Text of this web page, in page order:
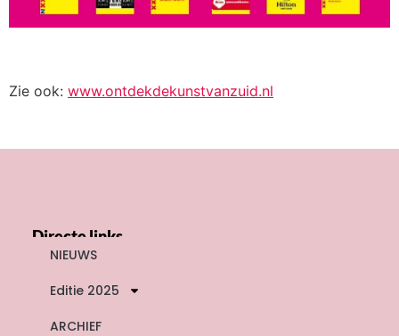
Zie ook: www.ontdekdekunstvanzuid.nl
Directe links
NIEUWS
Editie 2025
ARCHIEF